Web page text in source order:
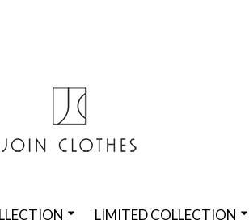
LIMITED COLLECTION